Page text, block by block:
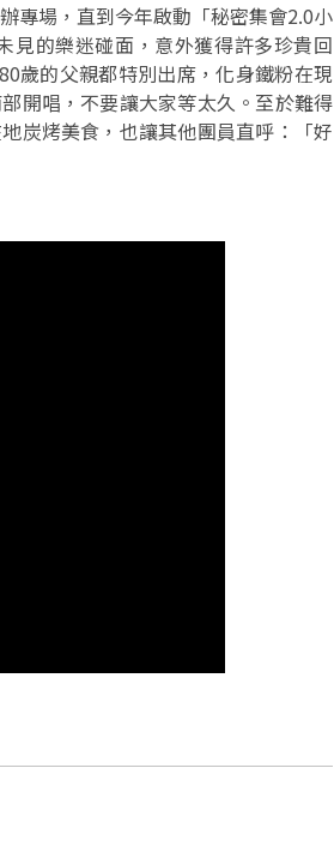
專場，直到今年啟動「秘密集會2.0小
見的樂迷碰面，意外獲得許多珍貴回
歲的父親都特別出席，化身鐵粉在現
開唱，不要讓大家等太久。至於難得
炭烤美食，也讓其他團員直呼：「好